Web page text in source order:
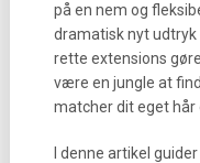
på en nem og
dramatisk nyt udtryk
rette extensions
være en jungle at
matcher dit eget hår
I denne artikel